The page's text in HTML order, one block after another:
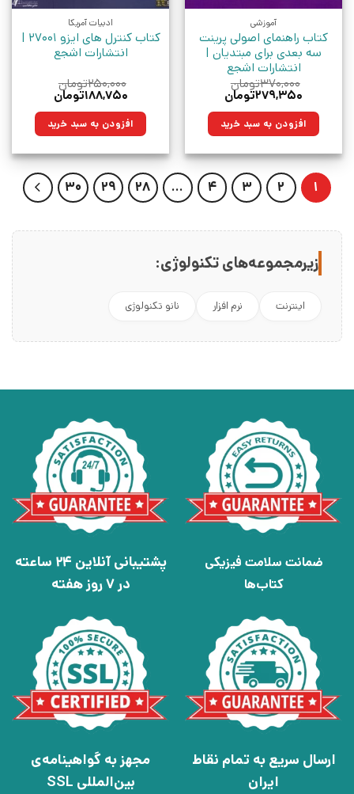
آموزشی
کتاب راهنمای اصولی پرینت
سه بعدی برای مبتدیان |
انتشارات اشجع
۳۷۰,۰۰۰تومان
قیمت
۳۷۰,۰۰۰تومان
بود.
۲۷۹,۳۵۰تومان
۲۷۹,۳۵۰تومان.افزودن به سبد خرید
ادبیات آمریکا
کتاب کنترل های ایزو 27001 |
انتشارات اشجع
۲۵۰,۰۰۰تومان
قیمت
۲۵۰,۰۰۰تومان
بود.
۱۸۸,۷۵۰تومان
۱۸۸,۷۵۰تومان.افزودن به سبد خرید
1
2
3
4
…
28
29
30
زیرمجموعه‌های تکنولوژی:
اینترنت نرم افزار نانو تکنولوژی
ضمانت سلامت فیزیکی
کتاب‌ها
پشتیبانی آنلاین 24 ساعته
در 7 روز هفته
ارسال سریع به تمام نقاط
ایران
مجهز به گواهینامه‌ی
بین‌المللی SSL